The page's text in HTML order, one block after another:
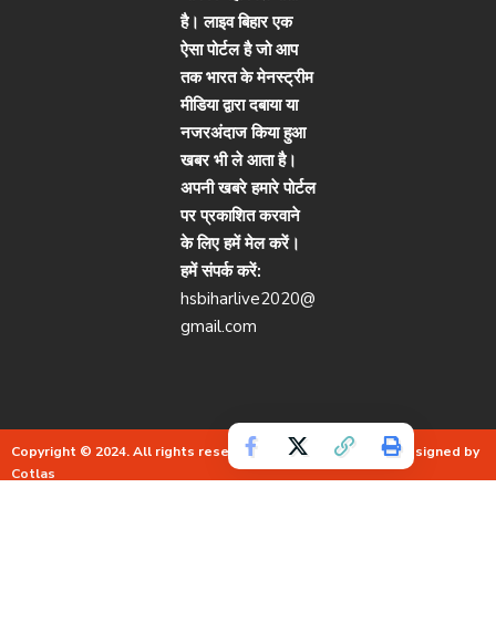
है। लाइव बिहार एक
ऐसा पोर्टल है जो आप
तक भारत के मेनस्ट्रीम
मीडिया द्वारा दबाया या
नजरअंदाज किया हुआ
खबर भी ले आता है।
अपनी खबरे हमारे पोर्टल
पर प्रकाशित करवाने
के लिए हमें मेल करें।
हमें संपर्क करें:
hsbiharlive2020@
gmail.com
Copyright © 2024. All rights reserved. Live Bihar.
Website Designed by
Cotlas